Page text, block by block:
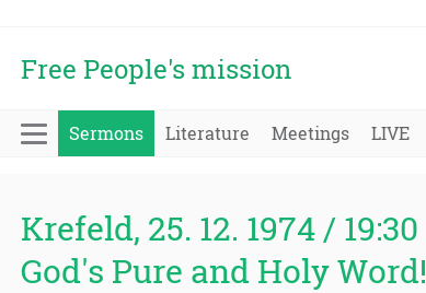
Free People's mission
Sermons Literature Meetings LIVE
Krefeld, 25. 12. 1974 / 19:30
God's Pure and Holy Word!